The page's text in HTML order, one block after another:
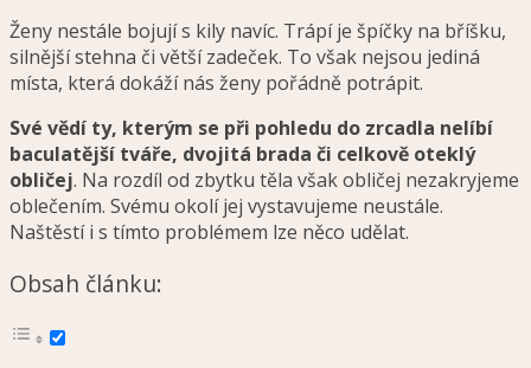
Ženy nestále bojují s kily navíc. Trápí je špíčky na bříšku,
silnější stehna či větší zadeček. To však nejsou jediná
místa, která dokáží nás ženy pořádně potrápit.
Své vědí ty, kterým se při pohledu do zrcadla nelíbí
baculatější tváře, dvojitá brada či celkově oteklý
obličej. Na rozdíl od zbytku těla však obličej nezakryjeme
oblečením. Svému okolí jej vystavujeme neustále.
Naštěstí i s tímto problémem lze něco udělat.
Obsah článku: